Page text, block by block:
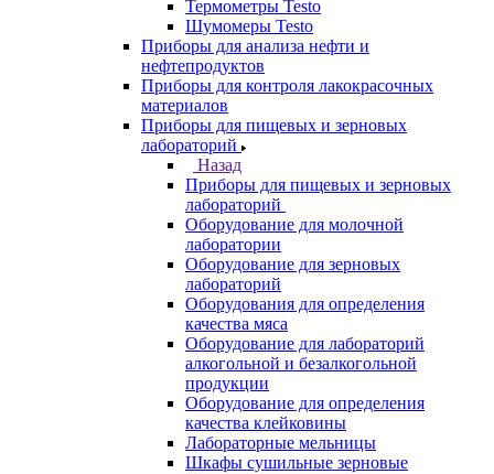
Термометры Testo
Шумомеры Testo
Приборы для анализа нефти и
нефтепродуктов
Приборы для контроля лакокрасочных
материалов
Приборы для пищевых и зерновых
лабораторий
Назад
Приборы для пищевых и зерновых
лабораторий
Оборудование для молочной
лаборатории
Оборудование для зерновых
лабораторий
Оборудования для определения
качества мяса
Оборудование для лабораторий
алкогольной и безалкогольной
продукции
Оборудование для определения
качества клейковины
Лабораторные мельницы
Шкафы сушильные зерновые